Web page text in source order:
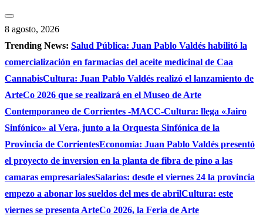
Saltar
al
contenido
8 agosto, 2026
Trending News: Salud Pública: Juan Pablo Valdés habilitó la
comercialización en farmacias del aceite medicinal de Caa
CannabisCultura: Juan Pablo Valdés realizó el lanzamiento de
ArteCo 2026 que se realizará en el Museo de Arte
Contemporaneo de Corrientes -MACC-Cultura: llega «Jairo
Sinfónico» al Vera, junto a la Orquesta Sinfónica de la
Provincia de CorrientesEconomía: Juan Pablo Valdés presentó
el proyecto de inversion en la planta de fibra de pino a las
camaras empresarialesSalarios: desde el viernes 24 la provincia
empezo a abonar los sueldos del mes de abrilCultura: este
viernes se presenta ArteCo 2026, la Feria de Arte